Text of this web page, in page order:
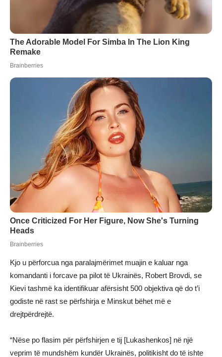
Kjo u përforcua nga paralajmërimet muajin e kaluar nga
komandanti i forcave pa pilot të Ukrainës, Robert Brovdi, se
Kievi tashmë ka identifikuar afërsisht 500 objektiva që do t’i
godiste në rast se përfshirja e Minskut bëhet më e
drejtpërdrejtë.
“Nëse po flasim për përfshirjen e tij [Lukashenkos] në një
veprim të mundshëm kundër Ukrainës, politikisht do të ishte